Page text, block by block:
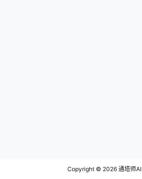
Copyright © 2026通塔师